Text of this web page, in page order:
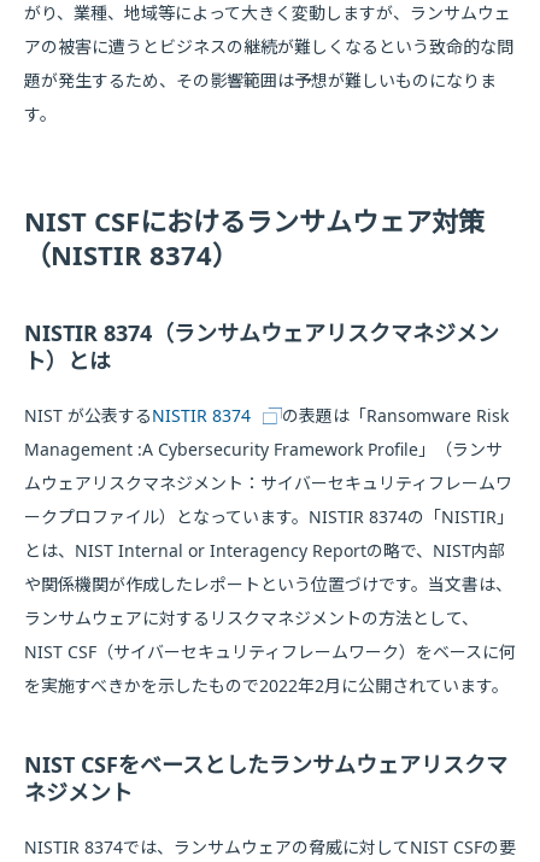
がり、業種、地域等によって大きく変動しますが、ランサムウェ
アの被害に遭うとビジネスの継続が難しくなるという致命的な問
題が発生するため、その影響範囲は予想が難しいものになりま
す。
NIST CSFにおけるランサムウェア対策
（NISTIR 8374）
NISTIR 8374（ランサムウェアリスクマネジメン
ト）とは
NIST が公表するNISTIR 8374
の表題は「Ransomware Risk
Management :A Cybersecurity Framework Profile」（ランサ
ムウェアリスクマネジメント：サイバーセキュリティフレームワ
ークプロファイル）となっています。NISTIR 8374の「NISTIR」
とは、NIST Internal or Interagency Reportの略で、NIST内部
や関係機関が作成したレポートという位置づけです。当文書は、
ランサムウェアに対するリスクマネジメントの方法として、
NIST CSF（サイバーセキュリティフレームワーク）をベースに何
を実施すべきかを示したもので2022年2月に公開されています。
NIST CSFをベースとしたランサムウェアリスクマ
ネジメント
NISTIR 8374では、ランサムウェアの脅威に対してNIST CSFの要